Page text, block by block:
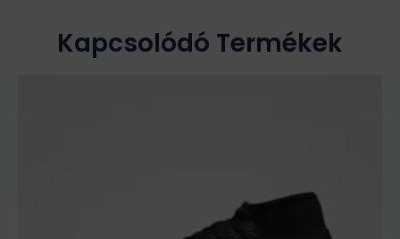
Kapcsolódó Termékek